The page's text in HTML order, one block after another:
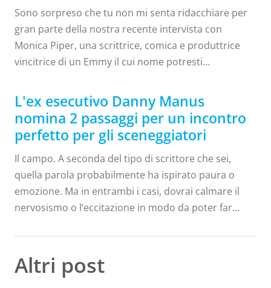
Sono sorpreso che tu non mi senta ridacchiare per
gran parte della nostra recente intervista con
Monica Piper, una scrittrice, comica e produttrice
vincitrice di un Emmy il cui nome potresti
"Roseanne", "Rugrats", " Aaahh!!! Veri mostri" e
"Pazzo di te". Aveva un sacco di battute da
raccontare e sembrava che scorressero tutte così
facilmente. Ha avuto abbastanza esperienza per
capire cosa è divertente, e ha visto abbastanza
errori anche per dare consigli molto seri sulla
carriera di sceneggiatrice. Monica ha osservato gli
scrittori nel corso della sua carriera e dice di vederli
L'ex esecutivo Danny Manus
nomina 2 passaggi per un incontro
perfetto per gli sceneggiatori
Il campo. A seconda del tipo di scrittore che sei,
quella parola probabilmente ha ispirato paura o
emozione. Ma in entrambi i casi, dovrai calmare il
nervosismo o l’eccitazione in modo da poter far
tua sceneggiatura. Danny Manus era una di quelle
persone. Ora, l'ex dirigente dello sviluppo ha
Altri post